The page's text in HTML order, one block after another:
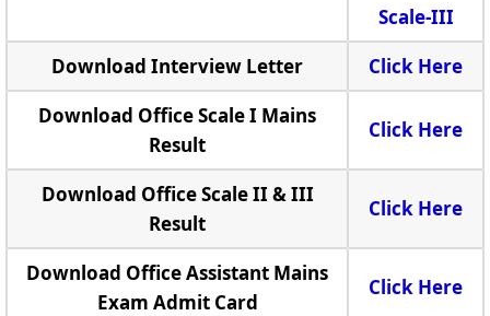
Scale-III
Download Interview Letter
Click Here
Download Office Scale I Mains
Result
Click Here
Download Office Scale II & III
Result
Click Here
Download Office Assistant Mains
Exam Admit Card
Click Here